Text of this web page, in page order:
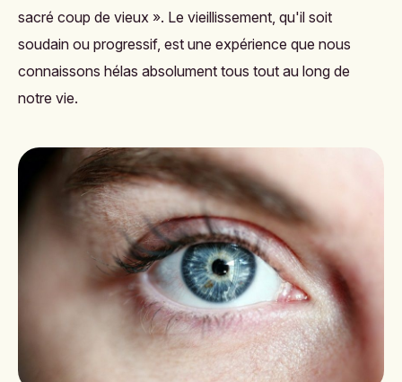
sacré coup de vieux ». Le vieillissement, qu'il soit
soudain ou progressif, est une expérience que nous
connaissons hélas absolument tous tout au long de
notre vie.